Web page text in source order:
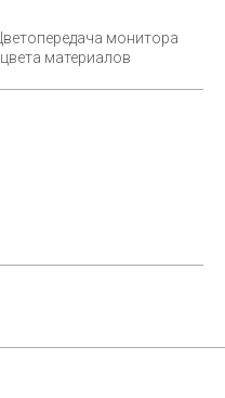
монитора
материалов